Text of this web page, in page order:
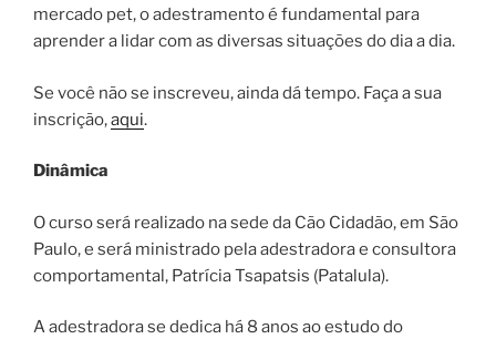
mercado pet, o adestramento é fundamental para
aprender a lidar com as diversas situações do dia a dia.
Se você não se inscreveu, ainda dá tempo. Faça a sua
inscrição,aqui.
Dinâmica
O curso será realizado na sede da Cão Cidadão, em São
Paulo, e será ministrado pela adestradora e consultora
comportamental, Patrícia Tsapatsis (Patalula).
A adestradora se dedica há 8 anos ao estudo do